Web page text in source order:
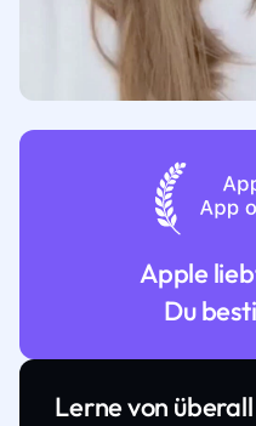
Apple
Du
Lerne von